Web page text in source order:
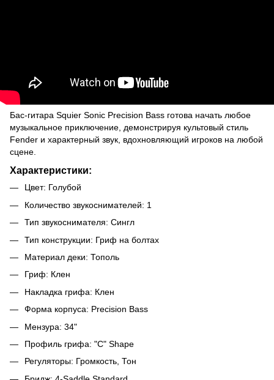
Бас-гитара Squier Sonic Precision Bass готова начать любое
музыкальное приключение, демонстрируя культовый стиль
Fender и характерный звук, вдохновляющий игроков на любой
сцене.
Характеристики:
Цвет: Голубой
Количество звукоснимателей: 1
Тип звукоснимателя: Сингл
Тип конструкции: Гриф на болтах
Материал деки: Тополь
Гриф: Клен
Накладка грифа: Клен
Форма корпуса: Precision Bass
Мензура: 34"
Профиль грифа: "C" Shape
Регуляторы: Громкость, Тон